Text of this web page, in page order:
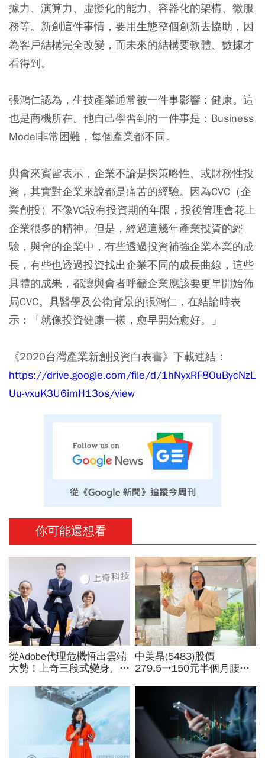
據力、演算力、虛擬化的能力、容器化的架構、微服
務等。新創這件事情，要用生態整個創新去協助，因
為客戶結構完全改變，而未來的結構要軟體、數據才
看得到。
張鴻仁認為，生技產業通常被一件事影響：健康。這
也是商機所在。他自己學習到的一件事是：Business
Model非常困難，每個產業都不同。
與會來賓皆表示，企業不論是採策略性、或財務性投
資，其實對企業來說都是痛苦的經驗。因為CVC（企
業創投）不像VC設有投資期的年限，投後管理會花上
企業很多的精神。但是，經過這幾年產業投資的經
驗，與會的企業中，有些透過投資補強企業本業的成
長，有些也透過投資找出企業不同的成長曲線，這些
具體的成果，都讓與會者呼籲企業應該要更早開始佈
局CVC。具醫學及公衛背景的張鴻仁，在結論時表
示：「就像投資健康一樣，愈早開始愈好。」
《2020台灣產業新創投資白表書》下載連結：
https://drive.google.com/file/d/1hNyxRF8OuBycNzL
Uu-vxuK3U6imH13os/view
你可能還想看
從Adobe代理危機悟出雲端
大勢！上奇三段式變身、季
無人機3D列印財
中美晶(5483)股價
279.5→150元半個月腰
績、罕見抱屈自家股票：真
的被低估了